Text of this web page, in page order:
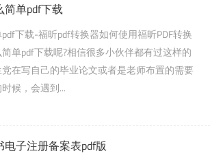
简单pdf下载
下载-福昕pdf转换器如何使用福昕PDF转换
单pdf下载呢?相信很多小伙伴都有过这样的
在写自己的毕业论文或者是老师布置的需要
候，会遇到...
子注册备案表pdf版